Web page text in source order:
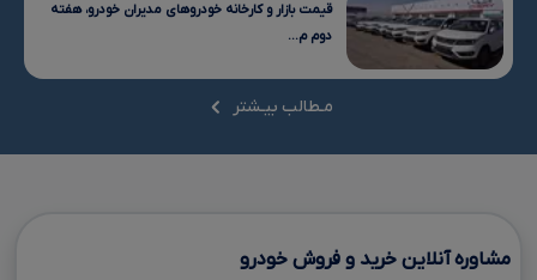
قیمت بازار و کارخانه خودروهای مدیران خودرو، هفته
دوم م...
مـطالب بیـشتر
مشاوره آنلاین خرید و فروش خودرو